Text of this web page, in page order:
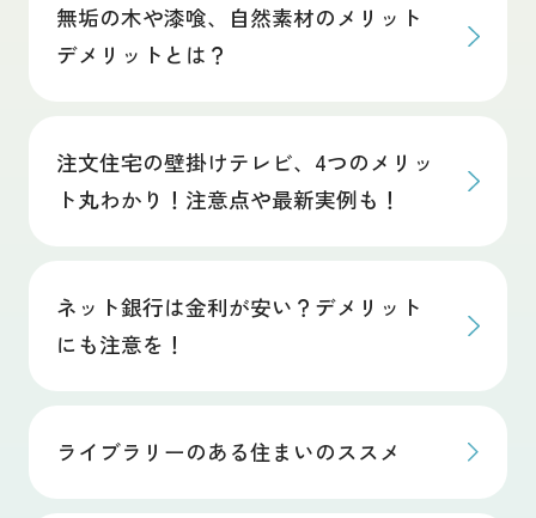
採用情報
来場予約
プライバシーポリシー
無垢の木や漆喰、自然素材のメリット
デメリットとは？
注文住宅の壁掛けテレビ、4つのメリッ
ト丸わかり！注意点や最新実例も！
ネット銀行は金利が安い？デメリット
にも注意を！
ライブラリーのある住まいのススメ